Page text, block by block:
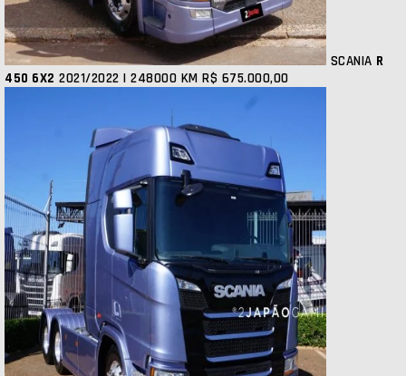
SCANIA R
450 6X2 2021/2022 | 248000 KM R$ 675.000,00